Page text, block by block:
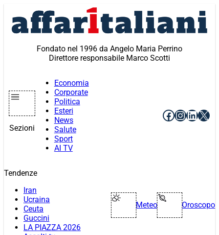
contenuto
Fondato nel 1996 da Angelo Maria Perrino
Direttore responsabile Marco Scotti
Sezioni
Economia
Corporate
Politica
Esteri
News
Salute
Sport
AI TV
Facebook
X
Tendenze
Iran
Ucraina
Ceuta
Guccini
LA PIAZZA 2026
Meteo Oroscopo